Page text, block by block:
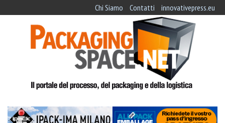
Chi Siamo Contatti innovativepress.eu